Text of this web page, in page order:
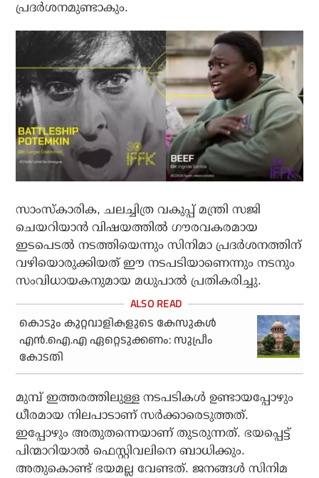
പ്രദര്‍ശനമുണ്ടാകും.
സാംസ്‌കാരിക, ചലച്ചിത്ര വകുപ്പ് മന്ത്രി സജി
ചെയറിയാന്‍ വിഷയത്തില്‍ ഗൗരവകരമായ
ഇടപെടല്‍ നടത്തിയെന്നും സിനിമാ പ്രദര്‍ശനത്തിന്
വഴിയൊരുക്കിയത് ഈ നടപടിയാണെന്നും നടനും
സംവിധായകനുമായ മധുപാല്‍ പ്രതികരിച്ചു.
കൊടും കുറ്റവാളികളുടെ കേസുകൾ
എൻ.ഐ.എ ഏറ്റെടുക്കണം: സുപ്രീം
കോടതി
മുമ്പ് ഇത്തരത്തിലുള്ള നടപടികള്‍ ഉണ്ടായപ്പോഴും
ധീരമായ നിലപാടാണ് സര്‍ക്കാരെടുത്തത്.
ഇപ്പോഴും അതുതന്നെയാണ് തുടരുന്നത്. ഭയപ്പെട്ട്
പിന്മാറിയാല്‍ ഫെസ്റ്റിവലിനെ ബാധിക്കും.
അതുകൊണ്ട് ഭയമല്ല വേണ്ടത്. ജനങ്ങള്‍ സിനിമ